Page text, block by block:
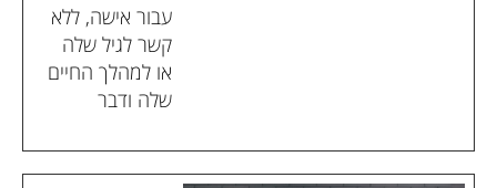
עבור אישה, ללא
קשר לגיל שלה
או למהלך החיים
שלה ודבר